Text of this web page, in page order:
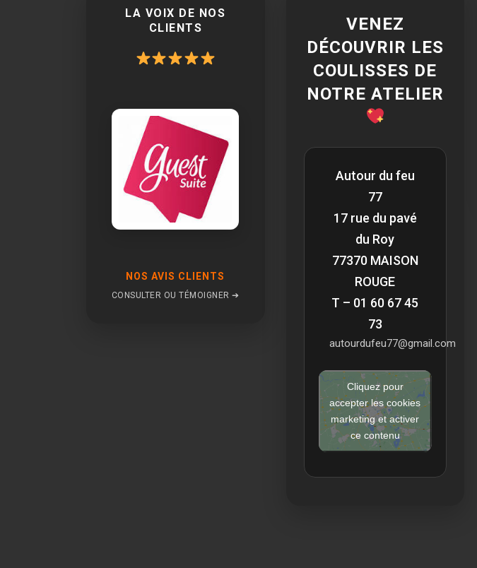
LA VOIX DE NOS
CLIENTS
NOS AVIS CLIENTS
CONSULTER OU TÉMOIGNER ➔
VENEZ
DÉCOUVRIR LES
COULISSES DE
NOTRE ATELIER
Autour du feu
77
17 rue du pavé
du Roy
77370 MAISON
ROUGE
T – 01 60 67 45
73
autourdufeu77@gmail.com
Cliquez pour
accepter les cookies
marketing et activer
ce contenu